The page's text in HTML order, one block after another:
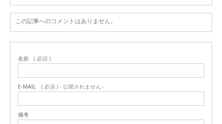
この記事へのコメントはありません。
名前 ( 必須 )
E-MAIL ( 必須 ) - 公開されません -
備考